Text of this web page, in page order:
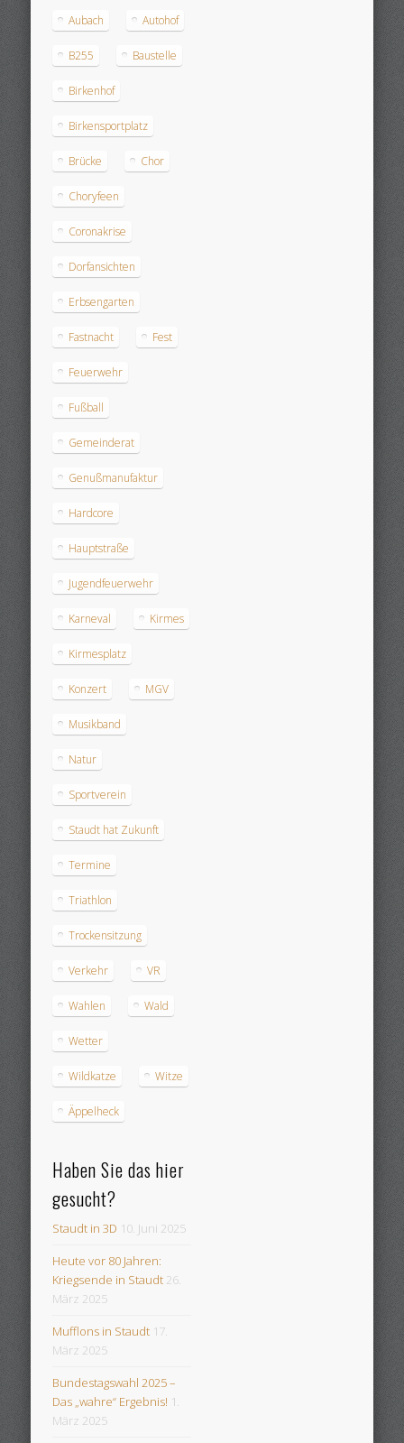
Aubach Autohof
B255 Baustelle
Birkenhof
Birkensportplatz
Brücke Chor
Choryfeen
Coronakrise
Dorfansichten
Erbsengarten
Fastnacht Fest
Feuerwehr
Fußball
Gemeinderat
Genußmanufaktur
Hardcore
Hauptstraße
Jugendfeuerwehr
Karneval Kirmes
Kirmesplatz
Konzert MGV
Musikband
Natur
Sportverein
Staudt hat Zukunft
Termine
Triathlon
Trockensitzung
Verkehr VR
Wahlen Wald
Wetter
Wildkatze Witze
Äppelheck
Haben Sie das hier
gesucht?
Staudt in 3D 10. Juni 2025
Heute vor 80 Jahren:
Kriegsende in Staudt 26.
März 2025
Mufflons in Staudt 17.
März 2025
Bundestagswahl 2025 –
Das „wahre“ Ergebnis! 1.
März 2025